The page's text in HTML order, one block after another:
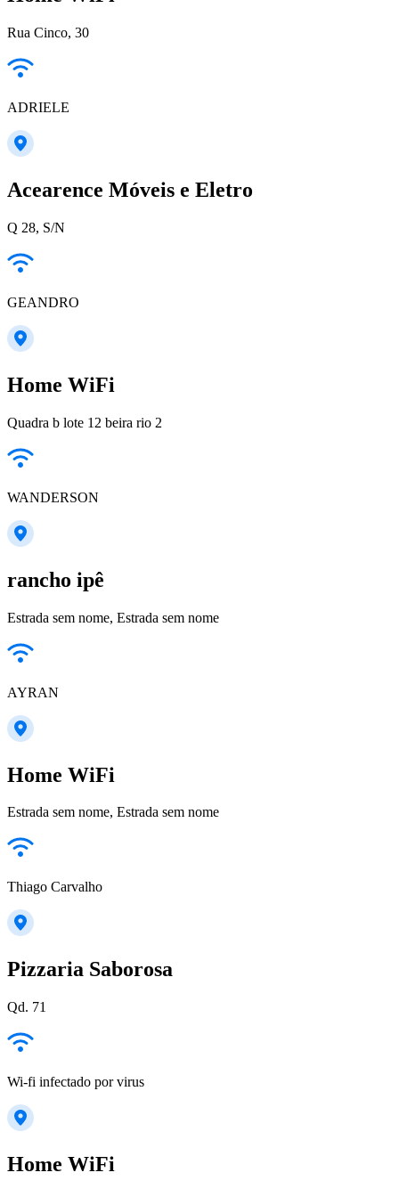
Rua Cinco, 30
ADRIELE
Acearence Móveis e Eletro
Q 28, S/N
GEANDRO
Home WiFi
Quadra b lote 12 beira rio 2
WANDERSON
rancho ipê
Estrada sem nome, Estrada sem nome
AYRAN
Home WiFi
Estrada sem nome, Estrada sem nome
Thiago Carvalho
Pizzaria Saborosa
Qd. 71
Wi-fi infectado por virus
Home WiFi